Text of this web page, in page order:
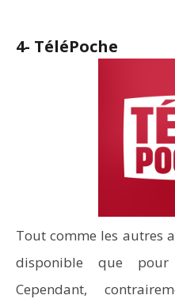
4- TéléPoche
Tout comme les autres
disponible que pour
Cependant,